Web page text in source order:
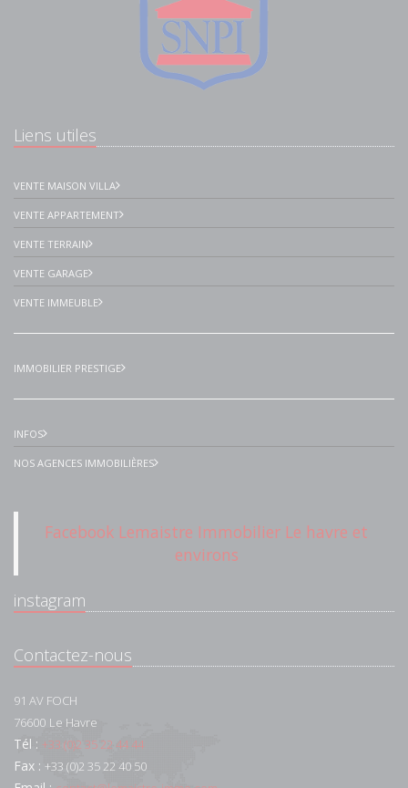
Liens utiles
VENTE MAISON VILLA
VENTE APPARTEMENT
VENTE TERRAIN
VENTE GARAGE
VENTE IMMEUBLE
IMMOBILIER PRESTIGE
INFOS
NOS AGENCES IMMOBILIÈRES
Facebook Lemaistre Immobilier Le havre et
environs
instagram
Contactez-nous
91 AV FOCH
76600 Le Havre
Tél : +33 (0)2 35 22 44 44
Fax : +33 (0)2 35 22 40 50